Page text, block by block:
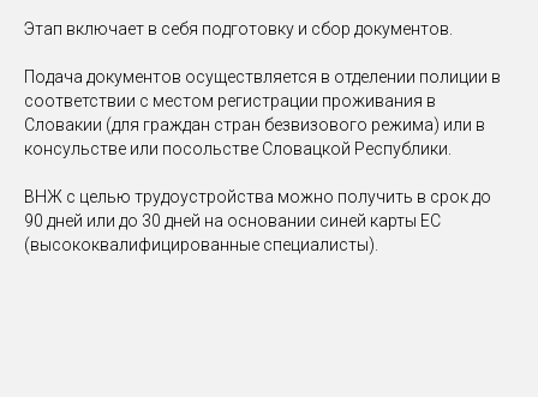
Этап включает в себя подготовку и сбор документов.
Подача документов осуществляется в отделении полиции в
соответствии с местом регистрации проживания в
Словакии (для граждан стран безвизового режима) или в
консульстве или посольстве Словацкой Республики.
ВНЖ с целью трудоустройства можно получить в срок до
90 дней или до 30 дней на основании синей карты ЕС
(высококвалифицированные специалисты).